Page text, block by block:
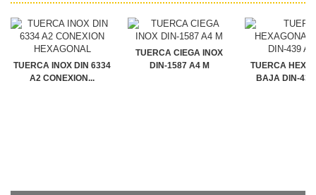
TUERCA INOX DIN 6334
A2 CONEXION...
TUERCA CIEGA INOX
DIN-1587 A4 M
TUERCA
BAJA DIN-439